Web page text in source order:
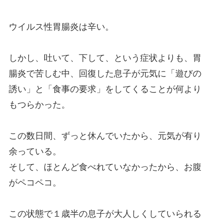
ウイルス性胃腸炎は辛い。
しかし、吐いて、下して、という症状よりも、胃
腸炎で苦しむ中、回復した息子が元気に「遊びの
誘い」と「食事の要求」をしてくることが何より
もつらかった。
この数日間、ずっと休んでいたから、元気が有り
余っている。
そして、ほとんど食べれていなかったから、お腹
がペコペコ。
この状態で１歳半の息子が大人しくしていられる